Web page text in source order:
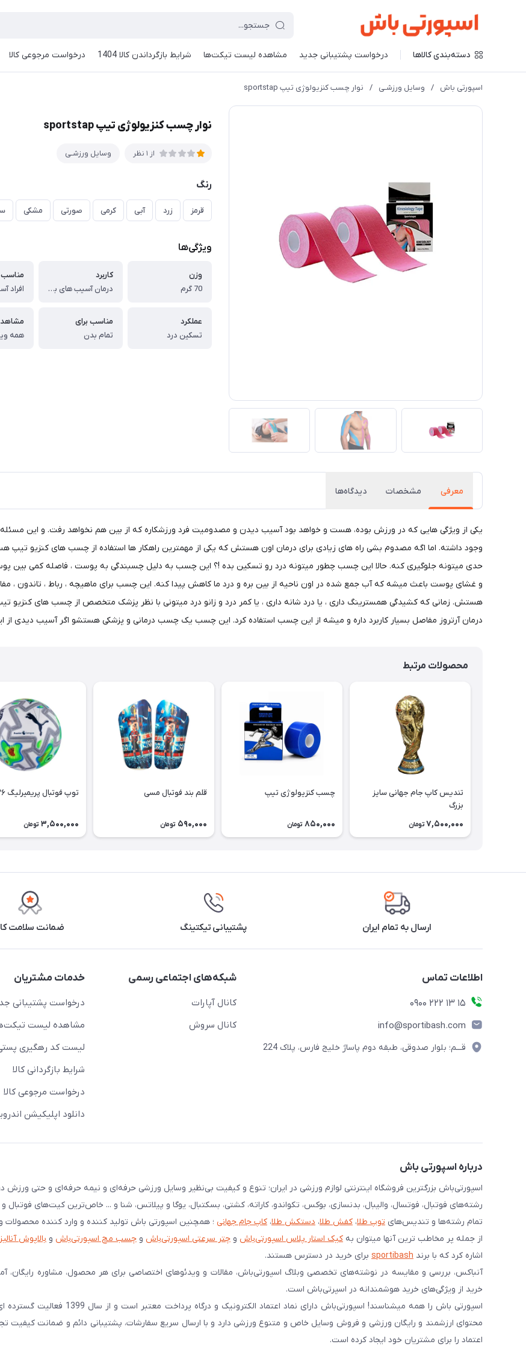
دسته‌بندی کالاها درخواست پشتیبانی جدید مشاهده لیست تیکت‌ها شرایط بازگرداندن کالا 1404 درخواست مرجوعی کالا
اسپورتی باش / وسایل ورزشـی / نوار چسب کنزیولوژی تیپ sportstap
نوار چسب کنزیولوژی تیپ sportstap
از 1 نظر وسایل ورزشـی
رنگ
قرمز زرد آبی کرمی صورتی مشکی
ویژگی‌ها
وزن
70 گرم
کاربرد
درمان آسیب های بدنی
مناسب
افراد
عملکرد
تسکین درد
مناسب برای
تمام بدن
همه
معرفی مشخصات دیدگاه‌ها
یکی از ویژگی هایی که در ورزش بوده، هست و خواهد بود آسیب دیدن و مصدومیت فرد ورزشکاره که از بین هم نخواهد رفت. و این
وجود داشته. اما اگه مصدوم بشی راه های زیادی برای درمان اون هستش که یکی از مهمترین راهکار ها استفاده از چسب های
حدی میتونه جلوگیری کنه. حالا این چسب چطور میتونه درد رو تسکین بده !؟ این چسب به دلیل چسبندگی به پوست ، فاصله کمی بین
و غشای پوست باعث میشه که آب جمع شده در اون ناحیه از بین بره و درد ما کاهش پیدا کنه. این چسب برای ماهیچه ، رباط ، تاندون ،
هستش. زمانی که کشیدگی همسترینگ داری ، یا درد شانه داری ، یا کمر درد و زانو درد میتونی با نظر پزشک متخصص از چسب های
درمان آرتروز مفاصل بسیار کاربرد داره و میشه از این چسب استفاده کرد. این چسب یک چسب درمانی و پزشکی هستشو اگر آسیب دیدی
محصولات مرتبط
تندیس کاپ جام جهانی سایز
بزرگ
7,500,000 تومان
چسب کنزیولوژی تیپ
850,000 تومان
قلم بند فوتبال مسی
590,000 تومان
توپ فوتبال پریمیرلیگ ۲۰۲۶
3,500,000 تومان
ارسال به تمام ایران پشتیبانی تیکتینگ ضمانت سلامت
اطلاعات تماس
15 13 222 0900
info@sportibash.com
قـــم؛ بلوار صدوقی، طبقه دوم پاساژ خلیج فارس، پلاک 224
شبکه‌های اجتماعی رسمی
کانال آپارات
کانال سروش
خدمات مشتریان
درخواست پشتیبانی
مشاهده لیست
لیست کد رهگیری
شرایط بازگردانی کالا
درخواست مرجوعی کالا
دانلود اپلیکیشن
درباره اسپورتی باش
اسپورتی‌باش بزرگترین فروشگاه اینترنتی لوازم ورزشی در ایران؛ تنوع و کیفیت بی‌نظیر وسایل ورزشی حرفه‌ای و نیمه حرفه‌ای و حتی ورزش
رشته‌های فوتبال، فوتسال، والیبال، بدنسازی، بوکس، تکواندو، کاراته، کشتی، بسکتبال، یوگا و پیلاتس، شنا و ... خاص‌ترین کیت‌های فوتبال و
تمام رشته‌ها و تندیس‌های توپ طلا، کفش طلا، دستکش طلا، کاپ جام جهانی ؛ همچنین اسپورتی باش تولید کننده و وارد کننده
از جمله پر مخاطب ترین آنها میتوان به کیک استار پلاس اسپورتی‌باش و چتر سرعتی اسپورتی‌باش و چسب مچ اسپورتی‌باش و بالاپوش
اشاره کرد که با برند sportibash برای خرید در دسترس هستند.
آنباکس، بررسی‌ و مقایسه در نوشته‌های تخصصی وبلاگ اسپورتی‌باش، مقالات و ویدئوهای اختصاصی برای هر محصول، مشاوره رایگان،
خرید از ویژگی‌های خرید هوشمندانه در اسپرتی‌باش است.
اسپورتی‌ باش را همه میشناسند! اسپورتی‌باش دارای نماد اعتماد الکترونیک
محتوای ارزشمند و رایگان ورزشی و فروش وسایل خاص و متنوع ورزشی دارد و با ارسال سریع سفارشات، پشتیبانی دائم و ضمانت کیفیت
اعتماد را برای مشتریان خود ایجاد کرده است.